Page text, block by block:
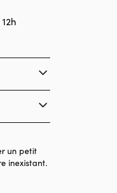
pièces)
un petit
inexistant.